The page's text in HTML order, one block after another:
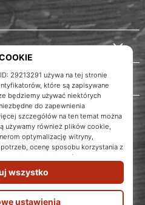
WePlayVolleyball.pl
Instagram